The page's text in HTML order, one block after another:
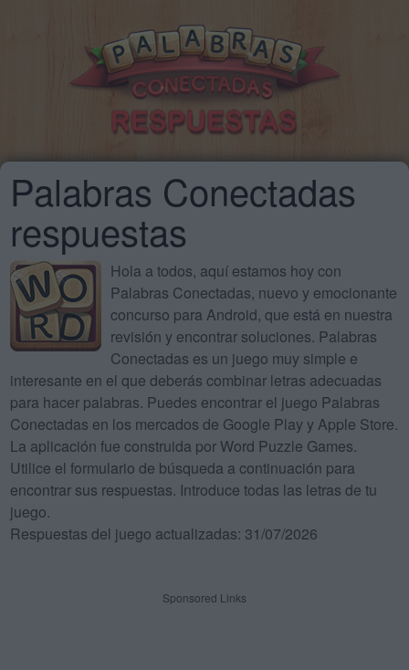
Palabras Conectadas
respuestas
Hola a todos, aquí estamos hoy con
Palabras Conectadas, nuevo y emocionante
concurso para Android, que está en nuestra
revisión y encontrar soluciones. Palabras
Conectadas es un juego muy simple e
interesante en el que deberás combinar letras adecuadas
para hacer palabras. Puedes encontrar el juego Palabras
Conectadas en los mercados de Google Play y Apple Store.
La aplicación fue construida por Word Puzzle Games.
Utilice el formulario de búsqueda a continuación para
encontrar sus respuestas. Introduce todas las letras de tu
juego.
Respuestas del juego actualizadas: 31/07/2026
Sponsored Links